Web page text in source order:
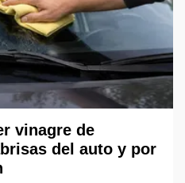
vinagre de
del auto y por